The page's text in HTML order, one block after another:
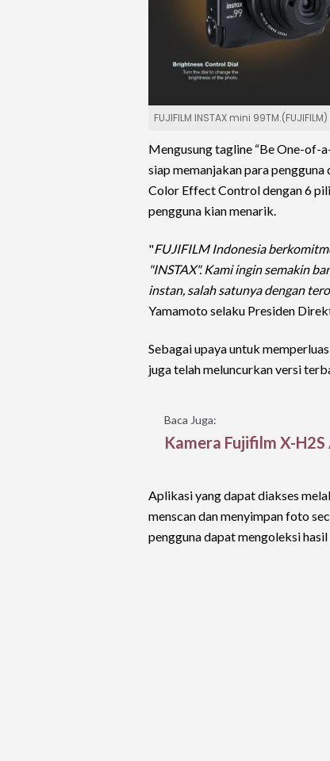
FUJIFILM INSTAX mini 99TM.(FUJIFILM)
Mengusung tagline “Be One-
siap memanjakan para
Color Effect Control dengan 6
pengguna kian menarik.
"FUJIFILM Indonesia
"INSTAX". Kami ingin semakin
instan, salah satunya dengan
Yamamoto selaku Presiden
Sebagai upaya untuk
juga telah meluncurkan versi
Baca Juga:
Kamera Fujifilm X-
Aplikasi yang dapat diakses
menscan dan menyimpan foto
pengguna dapat mengoleksi